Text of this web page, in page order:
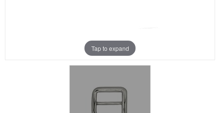
Tap to expand